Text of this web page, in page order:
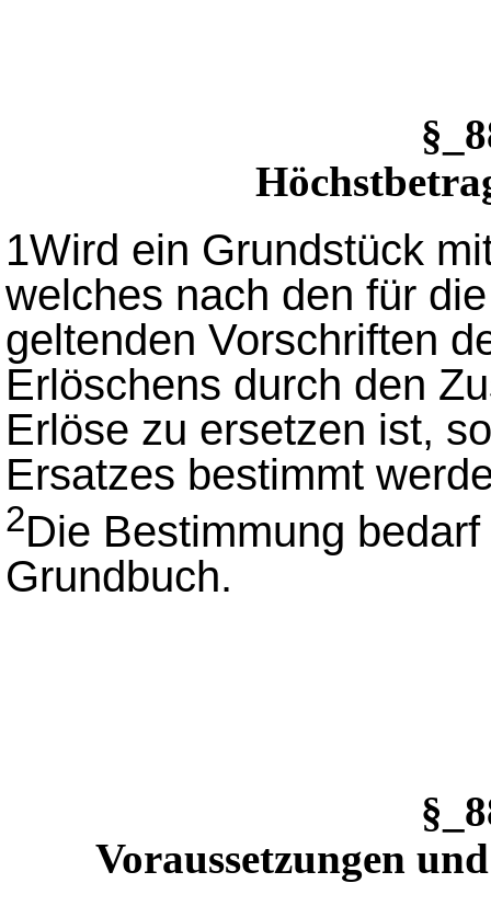
1Wird ein Grundstück
welches nach den für
geltenden Vorschriften
Erlöschens durch den
Erlöse zu ersetzen ist,
Ersatzes bestimmt
2Die Bestimmung
Grundbuch.
Voraussetzungen